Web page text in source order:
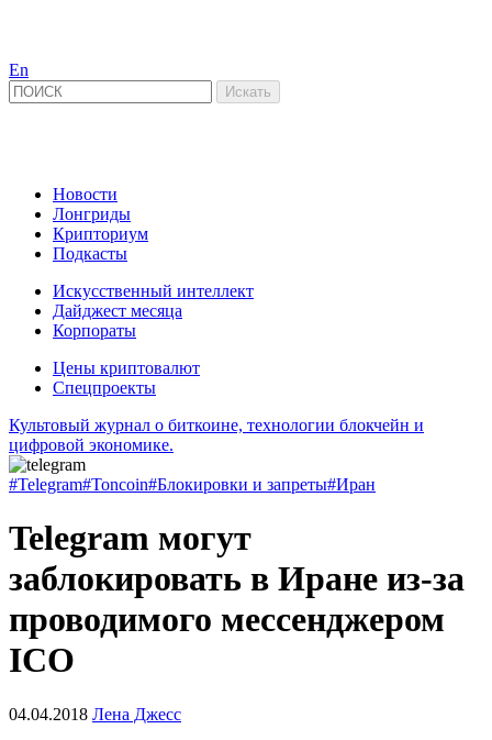
En
Новости
Лонгриды
Крипториум
Подкасты
Искусственный интеллект
Дайджест месяца
Корпораты
Цены криптовалют
Спецпроекты
Культовый журнал о биткоине, технологии блокчейн и
цифровой экономике.
#Telegram#Toncoin#Блокировки и запреты#Иран
Telegram могут
заблокировать в Иране из-за
проводимого мессенджером
ICO
04.04.2018 Лена Джесс